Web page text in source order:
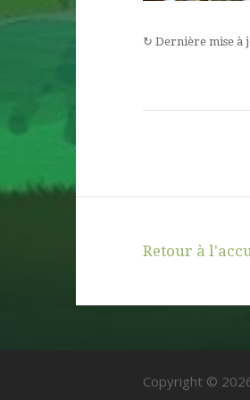
↻ Dernière mise à
Retour à
Copyright ©